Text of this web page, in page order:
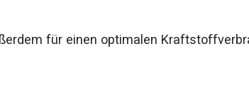
für einen optimalen